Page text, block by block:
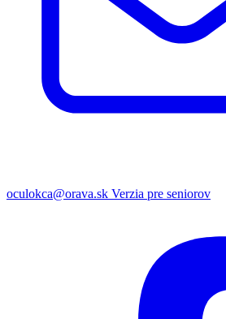
oculokca@orava.sk Verzia pre seniorov